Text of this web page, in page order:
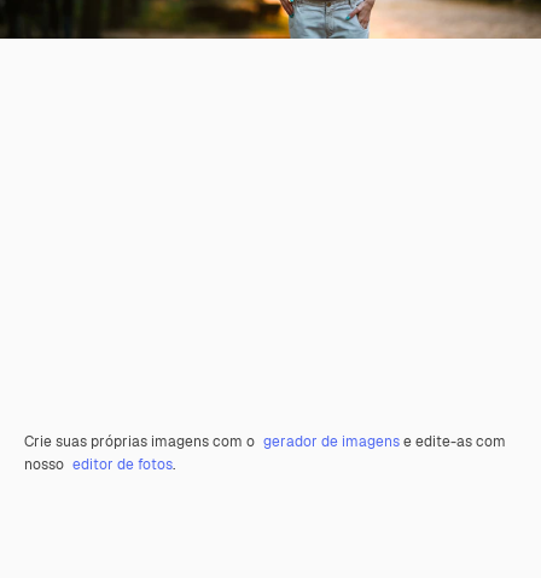
Crie suas próprias imagens com o gerador de imagense edite-as com
nosso editor de fotos.